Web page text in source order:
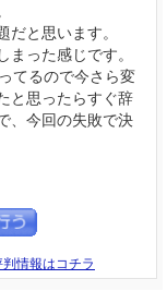
と思います。
った感じです。
てるので今さら変
と思ったらすぐ辞
、今回の失敗で決
情報はコチラ